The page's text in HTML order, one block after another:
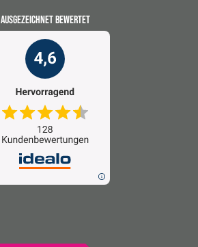
AUSGEZEICHNET BEWERTET